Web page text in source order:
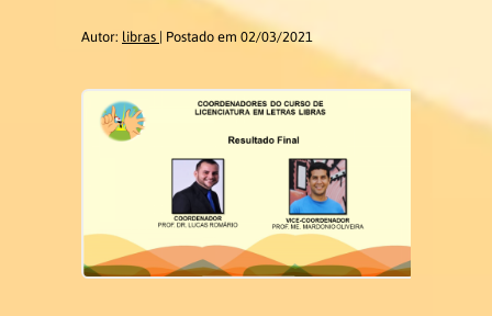
Colegiado do Curso
Núcleo Docente Estruturante
Docentes
Ensino de Libras
Autor: libras Postado em 02/03/2021